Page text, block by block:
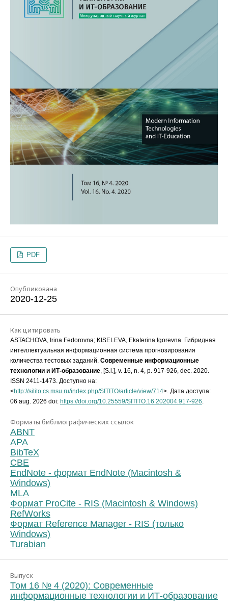
PDF
Опубликована
2020-12-25
Как цитировать
ASTACHOVA, Irina Fedorovna; KISELEVA, Ekaterina Igorevna. Гибридная
интеллектуальная информационная система прогнозирования
количества тестовых заданий. Современные информационные
технологии и ИТ-образование, [S.l.], v. 16, n. 4, p. 917-926, dec. 2020.
ISSN 2411-1473. Доступно на:
<http://sitito.cs.msu.ru/index.php/SITITO/article/view/714>. Дата доступа:
06 aug. 2026 doi: https://doi.org/10.25559/SITITO.16.202004.917-926.
Форматы библиографических ссылок
ABNT
APA
BibTeX
CBE
EndNote - формат EndNote (Macintosh &
Windows)
MLA
Формат ProCite - RIS (Macintosh & Windows)
RefWorks
Формат Reference Manager - RIS (только
Windows)
Turabian
Выпуск
Том 16 № 4 (2020): Современные
информационные технологии и ИТ-образование